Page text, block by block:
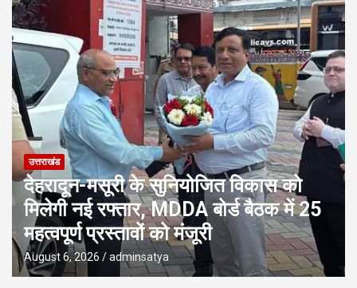
उत्तराखंड
देहरादून-मसूरी के सुनियोजित विकास को
मिलेगी नई रफ्तार, MDDA बोर्ड बैठक में 25
महत्वपूर्ण प्रस्तावों को मंजूरी
August 6, 2026 adminsatya